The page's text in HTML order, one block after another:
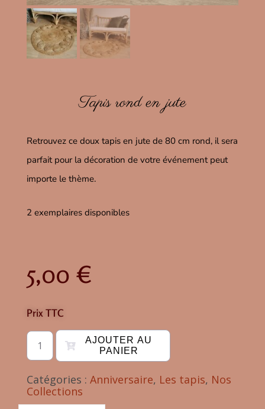
Tapis rond en jute
Retrouvez ce doux tapis en jute de 80 cm rond, il sera
parfait pour la décoration de votre événement peut
importe le thème.
2 exemplaires disponibles
5,00 €
Prix TTC
AJOUTER AU
PANIER
Catégories : Anniversaire, Les tapis, Nos
Collections